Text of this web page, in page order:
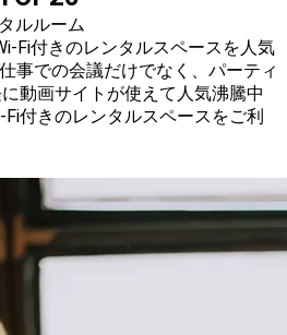
ルルーム
Fi付きのレンタルスペースを人気
事での会議だけでなく、パーティ
動画サイトが使えて人気沸騰中
付きのレンタルスペースをご利